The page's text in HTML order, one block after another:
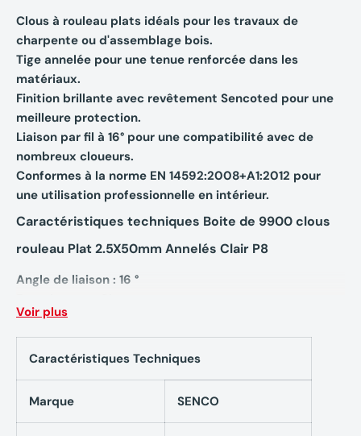
Clous à rouleau plats idéals pour les travaux de
charpente ou d'assemblage bois.
Tige annelée pour une tenue renforcée dans les
matériaux.
Finition brillante avec revêtement Sencoted pour une
meilleure protection.
Liaison par fil à 16° pour une compatibilité avec de
nombreux cloueurs.
Conformes à la norme EN 14592:2008+A1:2012 pour
une utilisation professionnelle en intérieur.
Caractéristiques techniques Boite de 9900 clous
rouleau Plat 2.5X50mm Annelés Clair P8
Angle de liaison : 16 °
Type de liaison : Reliés par fil
Matériau du fil : Acier au carbone résistance standard
Finition : Brillant de base
Revêtement : Sencoted
Environnement d'application : Intérieur
Voir plus
Caractéristiques Techniques
Marque SENCO